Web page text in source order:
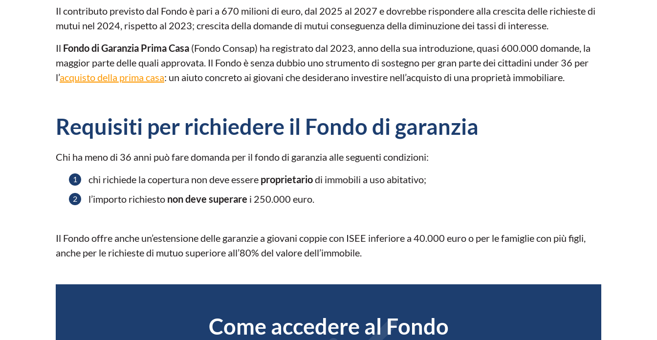
Il contributo previsto dal Fondo è pari a 670 milioni di euro, dal 2025 al 2027 e dovrebbe rispondere alla crescita delle richieste di
mutui nel 2024, rispetto al 2023; crescita della domande di mutui conseguenza della diminuzione dei tassi di interesse.
Il Fondo di Garanzia Prima Casa (Fondo Consap) ha registrato dal 2023, anno della sua introduzione, quasi 600.000 domande, la
maggior parte delle quali approvata. Il Fondo è senza dubbio uno strumento di sostegno per gran parte dei cittadini under 36 per
l’acquisto della prima casa: un aiuto concreto ai giovani che desiderano investire nell’acquisto di una proprietà immobiliare.
Requisiti per richiedere il Fondo di garanzia
Chi ha meno di 36 anni può fare domanda per il fondo di garanzia alle seguenti condizioni:
chi richiede la copertura non deve essere proprietariodi immobili a uso abitativo;
l’importo richiesto non deve superare i 250.000 euro.
Il Fondo offre anche un’estensione delle garanzie a giovani coppie con ISEE inferiore a 40.000 euro o per le famiglie con più figli,
anche per le richieste di mutuo superiore all’80% del valore dell’immobile.
Come accedere al Fondo